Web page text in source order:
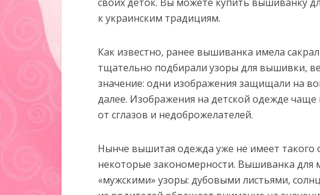
к украинским традициям.
Как известно, ранее вышиванка имела
тщательно подбирали узоры для вышивки,
значение: одни изображения защищали на
далее. Изображения на детской одежде
от сглазов и недоброжелателей.
Нынче вышитая одежда уже не имеет такого
некоторые закономерности. Вышиванка для
«мужскими» узоры: дубовыми листьями,